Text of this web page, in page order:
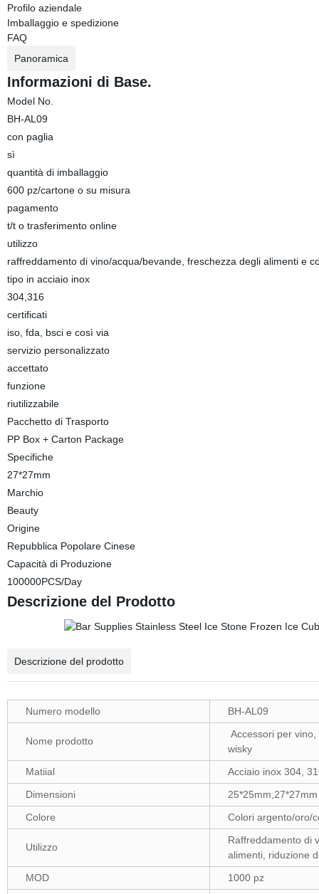
Profilo aziendale
Imballaggio e spedizione
FAQ
Panoramica
Informazioni di Base.
Model No.
BH-AL09
con paglia
sì
quantità di imballaggio
600 pz/cartone o su misura
pagamento
t/t o trasferimento online
utilizzo
raffreddamento di vino/acqua/bevande, freschezza degli alimenti e
tipo in acciaio inox
304,316
certificati
iso, fda, bsci e così via
servizio personalizzato
accettato
funzione
riutilizzabile
Pacchetto di Trasporto
PP Box + Carton Package
Specifiche
27*27mm
Marchio
Beauty
Origine
Repubblica Popolare Cinese
Capacità di Produzione
100000PCS/Day
Descrizione del Prodotto
Descrizione del prodotto
Numero modello BH-AL09
Nome prodotto
Accessori per
wisky
Matiial
Acciaio inox 304,
Dimensioni
25*25mm,27*27mm
Colore
Colori argento/oro/
Utilizzo
Raffreddamento di
alimenti, riduzione
MOD
1000 pz